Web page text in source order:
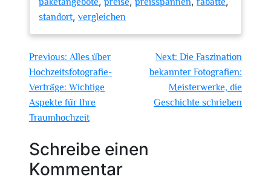
standort, vergleichen
Beitragsnavigation
Previous: Alles über
Hochzeitsfotografie-
Verträge: Wichtige
Aspekte für Ihre
Traumhochzeit
Next: Die Faszination
bekannter Fotografien:
Meisterwerke, die
Geschichte schrieben
Schreibe einen
Kommentar